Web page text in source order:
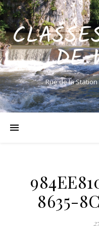
DE
Rue de la Station
8635-